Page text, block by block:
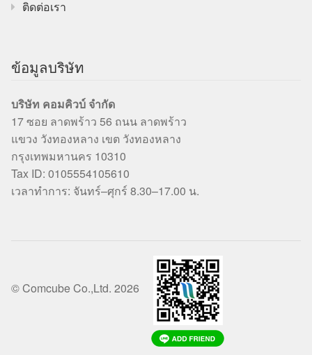
ติดต่อเรา
ข้อมูลบริษัท
บริษัท คอมคิวบ์ จำกัด
17 ซอย ลาดพร้าว 56 ถนน ลาดพร้าว
แขวง วังทองหลาง เขต วังทองหลาง
กรุงเทพมหานคร 10310
Tax ID: 0105554105610
เวลาทำการ: จันทร์–ศุกร์ 8.30–17.00 น.
© Comcube Co.,Ltd. 2026